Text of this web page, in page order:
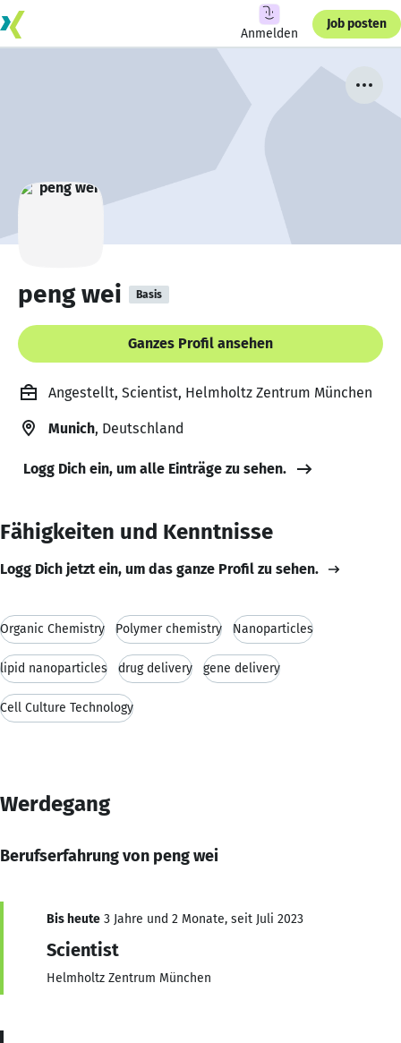
Anmelden
Job posten
peng wei Basis
Ganzes Profil ansehen
Angestellt, Scientist, Helmholtz Zentrum München
Munich, Deutschland
Logg Dich ein, um alle Einträge zu sehen.
Fähigkeiten und Kenntnisse
Logg Dich jetzt ein, um das ganze Profil zu sehen.
Organic Chemistry Polymer chemistry Nanoparticles
lipid nanoparticles drug delivery gene delivery
Cell Culture Technology
Werdegang
Berufserfahrung von peng wei
Bis heute 3 Jahre und 2 Monate, seit Juli 2023
Scientist
Helmholtz Zentrum München